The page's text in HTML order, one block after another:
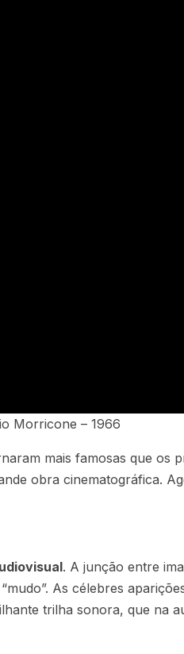
Morricone – 1966
mais famosas que os
obra cinematográfica.
. A junção entre
As célebres
trilha sonora, que na